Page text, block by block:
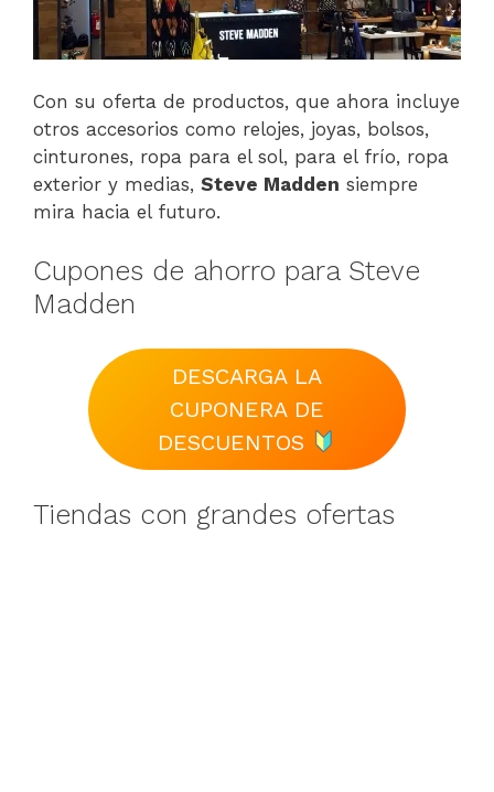
Con su oferta de productos, que ahora incluye
otros accesorios como relojes, joyas, bolsos,
cinturones, ropa para el sol, para el frío, ropa
exterior y medias, Steve Madden siempre
mira hacia el futuro.
Cupones de ahorro para Steve
Madden
DESCARGA LA
CUPONERA DE
DESCUENTOS
Tiendas con grandes ofertas